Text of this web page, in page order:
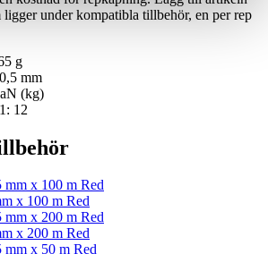
under kompatibla tillbehör, en per rep
g
mm
(kg)
12
x 100 m Red
x 200 m Red